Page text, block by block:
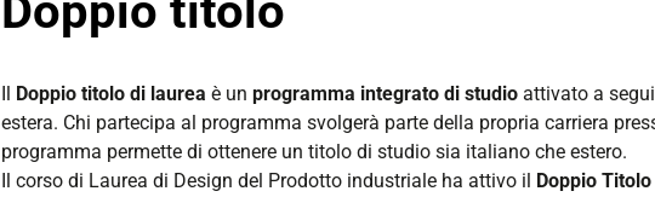
Doppio titolo
Il Doppio titolo di laurea è un programma integrato di studio attivato a
estera. Chi partecipa al programma svolgerà parte della propria carriera
programma permette di ottenere un titolo di studio sia italiano che estero.
Il corso di Laurea di Design del Prodotto industriale ha attivo il Doppio Titolo